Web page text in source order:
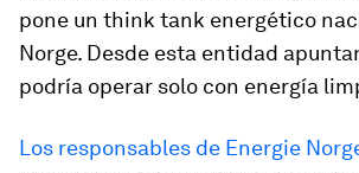
pone un think tank energético
Norge. Desde esta entidad
podría operar solo con energía
Los responsables de Energie